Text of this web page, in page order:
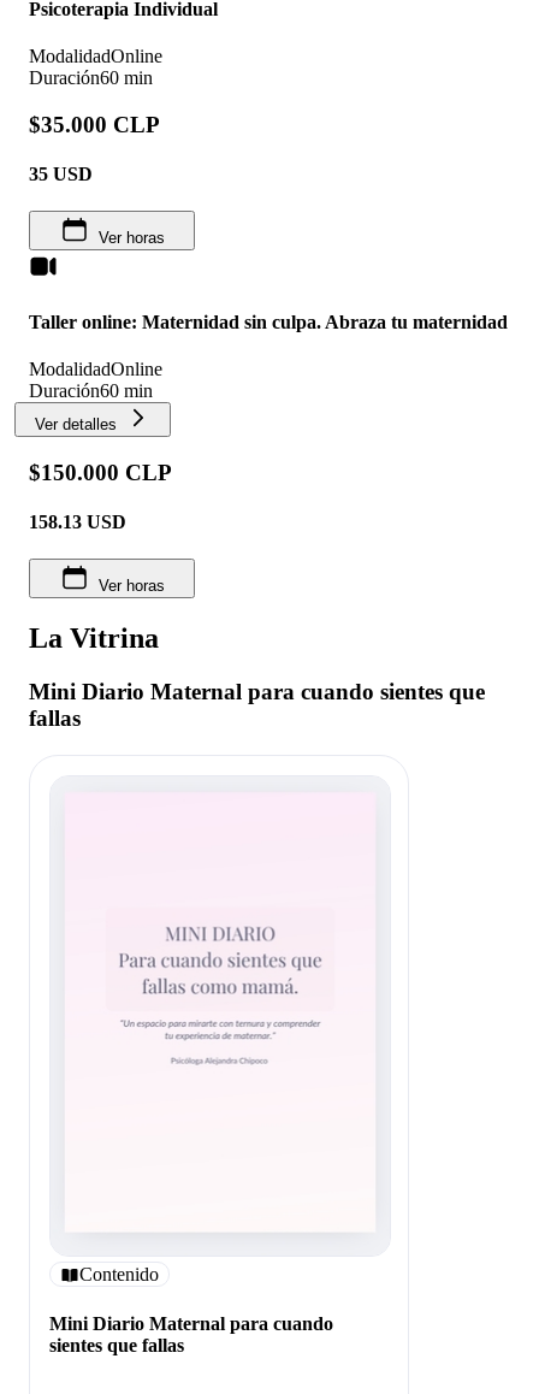
Psicoterapia Individual
ModalidadOnline
Duración60 min
$35.000 CLP
35 USD
Ver horas
Taller online: Maternidad sin culpa. Abraza tu maternidad
ModalidadOnline
Duración60 min
Ver detalles
$150.000 CLP
158.13 USD
Ver horas
La Vitrina
Mini Diario Maternal para cuando sientes que
fallas
Contenido
Mini Diario Maternal para cuando
sientes que fallas